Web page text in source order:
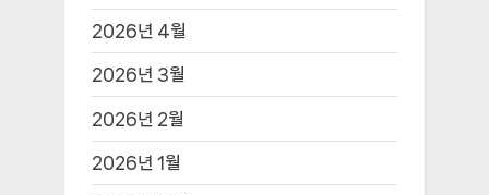
2026년 4월
2026년 3월
2026년 2월
2026년 1월